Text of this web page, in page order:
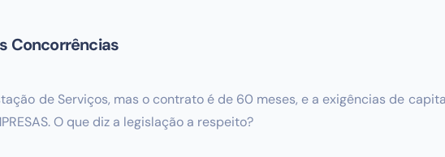
Concorrências
de Serviços, mas o contrato é de 60 meses, e a exigências de
O que diz a legislação a respeito?